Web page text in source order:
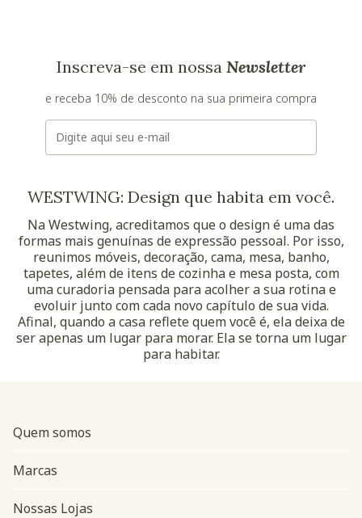
Inscreva-se em nossa Newsletter
e receba 10% de desconto na sua primeira compra
E-mail
WESTWING: Design que habita em você.
Na Westwing, acreditamos que o design é uma das
formas mais genuínas de expressão pessoal. Por isso,
reunimos móveis, decoração, cama, mesa, banho,
tapetes, além de itens de cozinha e mesa posta, com
uma curadoria pensada para acolher a sua rotina e
evoluir junto com cada novo capítulo de sua vida.
Afinal, quando a casa reflete quem você é, ela deixa de
ser apenas um lugar para morar. Ela se torna um lugar
para habitar.
Quem somos
Marcas
Nossas Lojas